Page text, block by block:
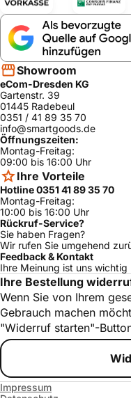
Showroom
eCom-Dresden KG
Gartenstr. 39
01445 Radebeul
0351 / 41 89 35 70
info@smartgoods.de
Öffnungszeiten:
Montag-Freitag:
09:00 bis 16:00 Uhr
Ihre Vorteile
Hotline 0351 41 89 35 70
Montag-Freitag:
10:00 bis 16:00 Uhr
Rückruf-Service?
Sie haben Fragen?
Wir rufen Sie umgehend
Feedback & Kontakt
Ihre Meinung ist uns wichtig
Ihre Bestellung
Wenn Sie von Ihrem
Gebrauch machen
"Widerruf starten"-
Impressum